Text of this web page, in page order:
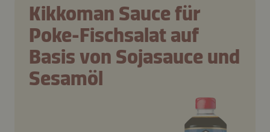
Kikkoman Sauce für
Poke-Fischsalat auf
Basis von Sojasauce und
Sesamöl